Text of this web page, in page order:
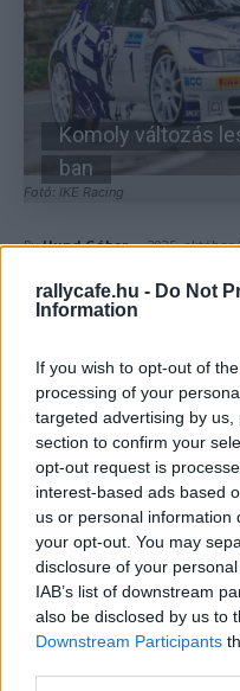
rallycafe.hu - Do Not
Information
If you wish to opt-out of
processing of your
targeted advertising by
section to confirm your
opt-out request is
interest-based ads based
us or personal information
your opt-out. You may
disclosure of your
IAB’s list of downstream
also be disclosed by us to
Downstream Participants
Fotó: IKE Racing
Komoly változás
ban
By Hund Gábor - 2025. október
Facebook
Az FIA 2026-tól három
lehetővé teszi a Historic
murvás versenyre is sor
Az FIA bár már tavaly
versenyautók
ezekkel még nem
2026-tól azonban már
harcolni, az FIA kiírja a